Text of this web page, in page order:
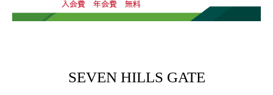
SEVEN HILLS GATE